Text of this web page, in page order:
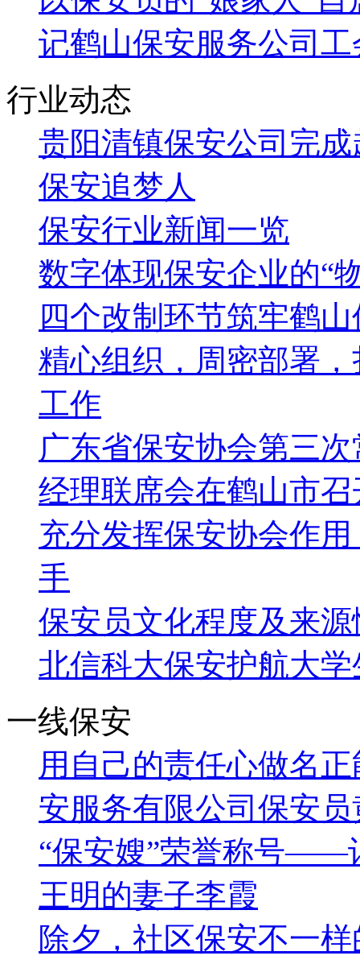
记鹤山保安服务公司工
行业动态
贵阳清镇保安公司完
保安追梦人
保安行业新闻一览
数字体现保安企业的“
四个改制环节筑牢鹤
精心组织，周密部署
工作
广东省保安协会第三
经理联席会在鹤山市召
充分发挥保安协会作
手
保安员文化程度及来
北信科大保安护航大
一线保安
用自己的责任心做名
安服务有限公司保安
“保安嫂”荣誉称号——
王明的妻子李霞
除夕，社区保安不一